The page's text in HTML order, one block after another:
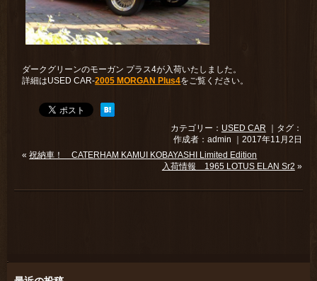
ダークグリーンのモーガン プラス4が入荷いたしました。
詳細はUSED CAR-2005 MORGAN Plus4をご覧ください。
カテゴリー： USED CAR ｜タグ：
作成者：admin ｜2017年11月2日
«祝納車！ CATERHAM KAMUI KOBAYASHI Limited Edition
入荷情報 1965 LOTUS ELAN Sr2 »